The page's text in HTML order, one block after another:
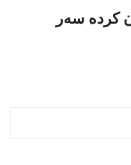
کردە سەر